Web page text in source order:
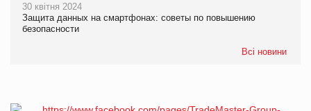
30 квітня 2024
Защита данных на смартфонах: советы по повышению
безопасности
Всі новини